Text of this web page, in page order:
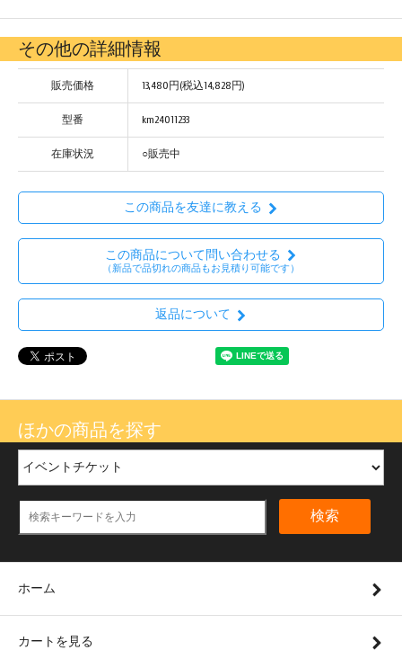
その他の詳細情報
販売価格 13,480円(税込14,828円)
型番 km24011233
在庫状況 ○販売中
この商品を友達に教える
この商品について問い合わせる
（新品で品切れの商品もお見積り可能です）
返品について
ほかの商品を探す
検索
ホーム
カートを見る